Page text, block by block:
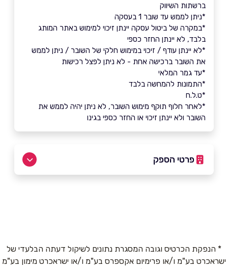
ברשתות השיווק
*ניתן לממש עד שובר 1 בעסקה
*במקרה של ביטול עסקה יינתן זיכוי למימוש באתר המותג
בלבד, לא יינתן החזר כספי
*לא יינתן עודף / זיכוי במימוש חלקי של השובר / ניתן לממש
את השובר ברכישה אחת - לא ניתן לפצל רכישות
*עד גמר המלאי
*התמונות להמחשה בלבד
*ט.ל.ח
*לאחר חלוף תוקף מימוש השובר, לא ניתן יהיה לממש את
השובר ולא יינתן זיכוי או החזר כספי בגינו
פרטי הספק
שם מלא*
* הנפקת הכרטיס וגובה המסגרת נתונים לשיקול דעתה הבלעדי של
ישראכרט בע"מ ו/או פרימיום אקספרס בע"מ ו/או ישראכרט מימון בע"מ